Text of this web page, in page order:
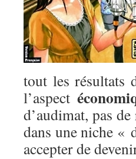
tout les résultats
l’aspect
d’audimat, pas
dans une niche «
accepter de